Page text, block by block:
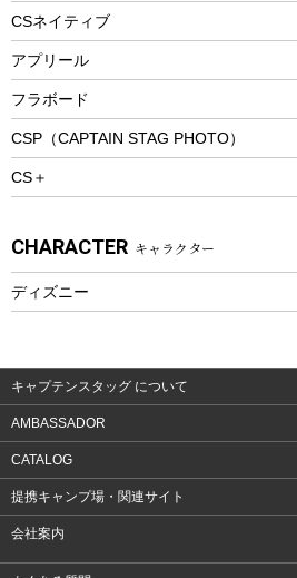
トレッキング
トレッキングアクセサリー
プレイグッズ
ウェルネス
ウェア、タオル
ウェア
CSネイティブ
アプリール
フラボード
CSP（CAPTAIN STAG PHOTO）
CS＋
CHARACTER キャラクター
ディズニー
キャプテンスタッグ について
AMBASSADOR
CATALOG
提携キャンプ場・関連サイト
会社案内